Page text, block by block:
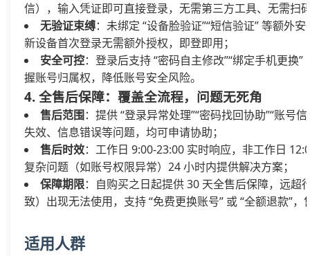
信），输入凭证即可直接登录，无需第三方工具、无需扫
无验证束缚：未绑定 “设备脸验证”“短信验证” 等额外
新设备首次登录无需额外授权，即登即用；
安全可控：登录后支持 “密码自主修改”“绑定手机更
握账号归属权，降低账号安全风险。
4. 全售后保障：覆盖全流程，问题无死角
售后范围：提供 “登录异常处理”“密码找回协助”“账号
失效、信息错误等问题，均可申请协助；
售后时效：工作日 9:00-23:00 实时响应，非工作日
复杂问题（如账号权限异常）24 小时内提供解决方案；
保障期限：自购买之日起提供 30 天全售后保障，远
致）出现无法使用，支持 “免费更换账号” 或 “全额退款”
适用人群